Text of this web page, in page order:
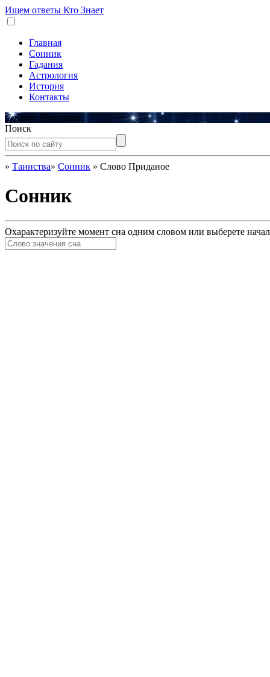
Ищем ответы Кто Знает
Главная
Сонник
Гадания
Астрология
История
Контакты
Сонник Приданое
Поиск
» Таинства» Сонник » Слово Приданое
Сонник
Охарактеризуйте момент сна одним словом или выберете